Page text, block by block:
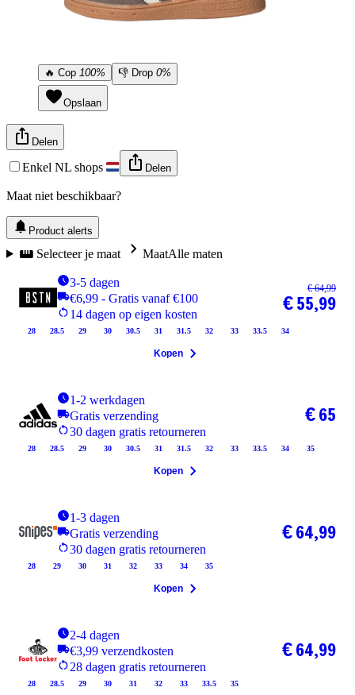
🔥 Cop 100% 👎 Drop 0%
Opslaan
Delen
Enkel NL shops Delen
Maat niet beschikbaar?
Product alerts
Selecteer je maat MaatAlle maten
3-5 dagen
€6,99 - Gratis vanaf €100
14 dagen op eigen kosten
28 28.5 29 30 30.5 31 31.5 32 33 33.5 34
€ 64,99
€ 55,99
Kopen
1-2 werkdagen
Gratis verzending
30 dagen gratis retourneren
28 28.5 29 30 30.5 31 31.5 32 33 33.5 34 35
€ 65
Kopen
1-3 dagen
Gratis verzending
30 dagen gratis retourneren
28 29 30 31 32 33 34 35
€ 64,99
Kopen
2-4 dagen
€3,99 verzendkosten
28 dagen gratis retourneren
28 28.5 29 30 31 32 33 33.5 35
€ 64,99